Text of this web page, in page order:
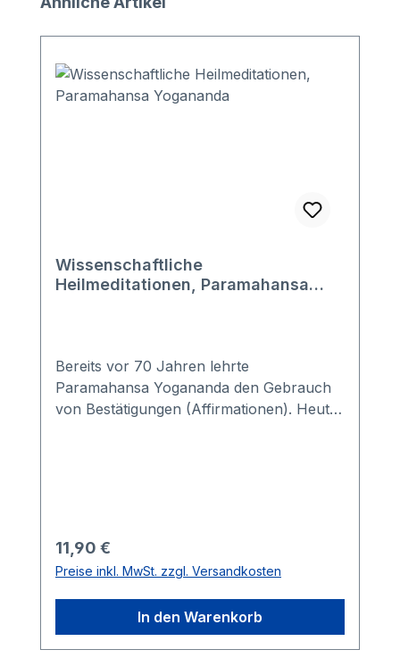
Wissenschaftliche
Heilmeditationen, Paramahansa
Bereits vor 70 Jahren lehrte
Paramahansa Yogananda den Gebrauch
von Bestätigungen (Affirmationen). Heute
Regulärer Preis:
11,90 €
Preise inkl. MwSt. zzgl. Versandkosten
In den Warenkorb